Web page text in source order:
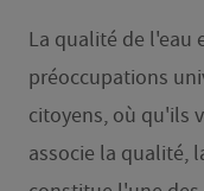
La qualité de l'eau
préoccupations
citoyens, où qu'ils
associe la qualité,